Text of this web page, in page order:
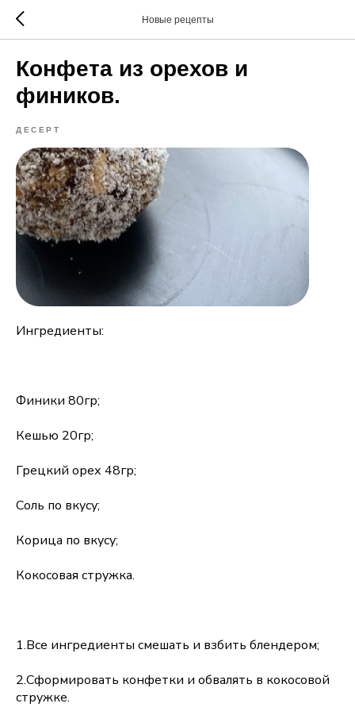
Новые рецепты
Конфета из орехов и
фиников.
ДЕСЕРТ
Ингредиенты:
Финики 80гр;
Кешью 20гр;
Грецкий орех 48гр;
Соль по вкусу;
Корица по вкусу;
Кокосовая стружка.
1.Все ингредиенты смешать и взбить блендером;
2.Сформировать конфетки и обвалять в кокосовой
стружке.